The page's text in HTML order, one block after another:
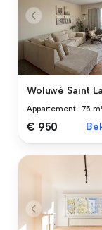
Woluwé Saint
Appartement |75 m²
€ 950